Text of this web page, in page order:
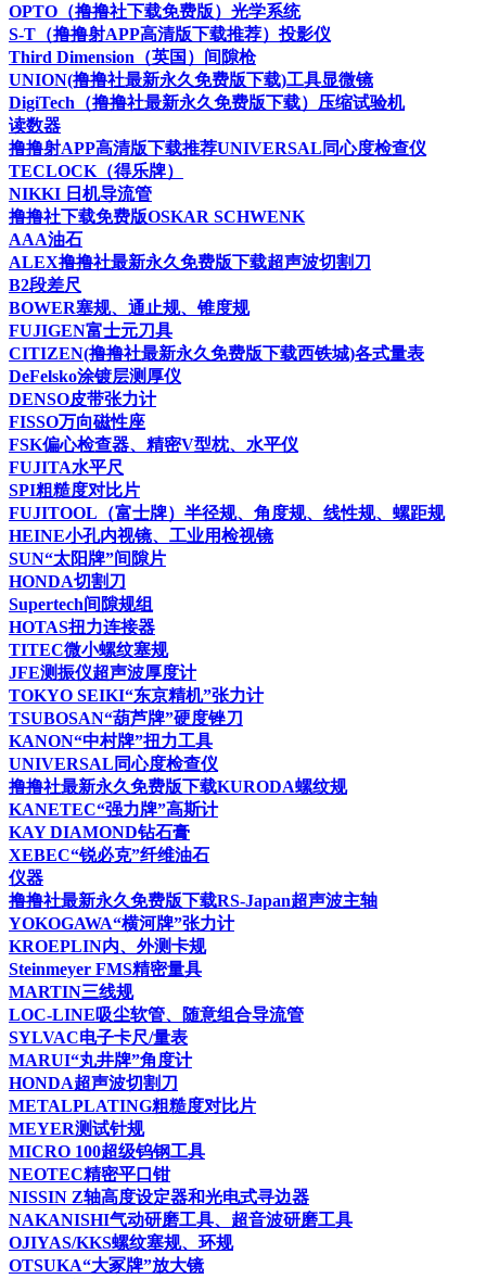
OPTO（撸撸社下载免费版）光学系统
S-T（撸撸射APP高清版下载推荐）投影仪
Third Dimension（英国）间隙枪
UNION(撸撸社最新永久免费版下载)工具显微镜
DigiTech（撸撸社最新永久免费版下载）压缩试验机
读数器
撸撸射APP高清版下载推荐UNIVERSAL同心度检查仪
TECLOCK（得乐牌）
NIKKI 日机导流管
撸撸社下载免费版OSKAR SCHWENK
AAA油石
ALEX撸撸社最新永久免费版下载超声波切割刀
B2段差尺
BOWER塞规、通止规、锥度规
FUJIGEN富士元刀具
CITIZEN(撸撸社最新永久免费版下载西铁城)各式量表
DeFelsko涂镀层测厚仪
DENSO皮带张力计
FISSO万向磁性座
FSK偏心检查器、精密V型枕、水平仪
FUJITA水平尺
SPI粗糙度对比片
FUJITOOL（富士牌）半径规、角度规、线性规、螺距规
HEINE小孔内视镜、工业用检视镜
SUN“太阳牌”间隙片
HONDA切割刀
Supertech间隙规组
HOTAS扭力连接器
TITEC微小螺纹塞规
JFE测振仪超声波厚度计
TOKYO SEIKI“东京精机”张力计
TSUBOSAN“葫芦牌”硬度锉刀
KANON“中村牌”扭力工具
UNIVERSAL同心度检查仪
撸撸社最新永久免费版下载KURODA螺纹规
KANETEC“强力牌”高斯计
KAY DIAMOND钻石膏
XEBEC“锐必克”纤维油石
仪器
撸撸社最新永久免费版下载RS-Japan超声波主轴
YOKOGAWA“横河牌”张力计
KROEPLIN内、外测卡规
Steinmeyer FMS精密量具
MARTIN三线规
LOC-LINE吸尘软管、随意组合导流管
SYLVAC电子卡尺/量表
MARUI“丸井牌”角度计
HONDA超声波切割刀
METALPLATING粗糙度对比片
MEYER测试针规
MICRO 100超级钨钢工具
NEOTEC精密平口钳
NISSIN Z轴高度设定器和光电式寻边器
NAKANISHI气动研磨工具、超音波研磨工具
OJIYAS/KKS螺纹塞规、环规
OTSUKA“大冢牌”放大镜